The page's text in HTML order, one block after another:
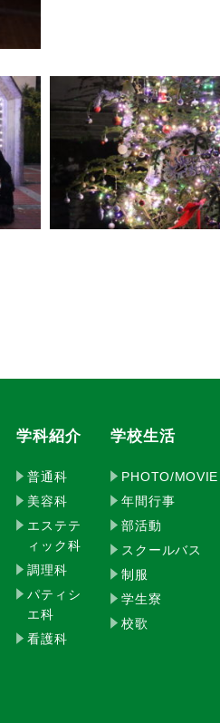
学科紹介
普通科
美容科
エステテ
ィック科
調理科
パティシ
エ科
看護科
学校生活
PHOTO/MOVIE
年間行事
部活動
スクールバス
制服
学生寮
校歌